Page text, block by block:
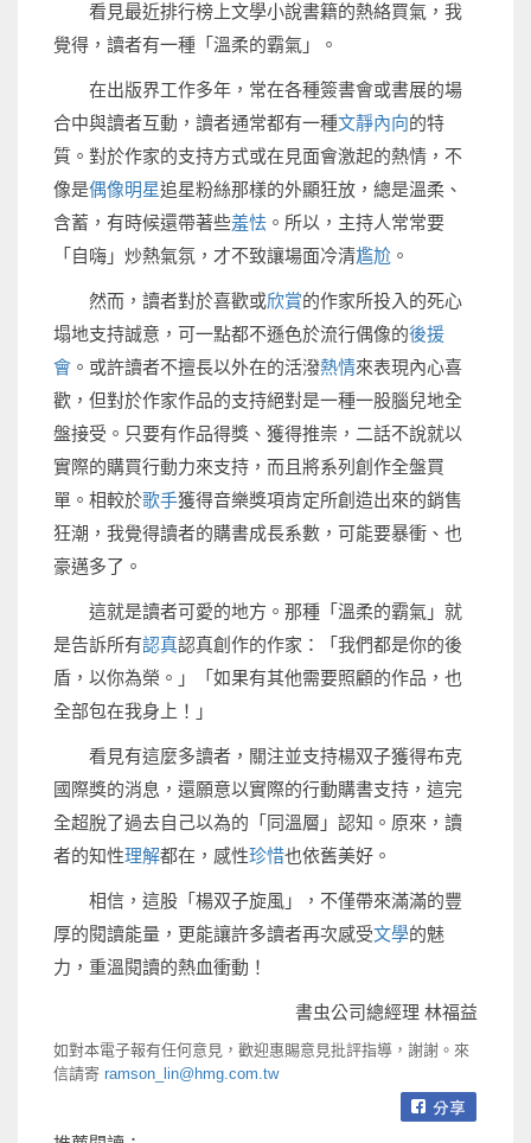
看見最近排行榜上文學小說書籍的熱絡買氣，我
覺得，讀者有一種「溫柔的霸氣」。
在出版界工作多年，常在各種簽書會或書展的場
合中與讀者互動，讀者通常都有一種文靜內向的特
質。對於作家的支持方式或在見面會激起的熱情，不
像是偶像明星追星粉絲那樣的外顯狂放，總是溫柔、
含蓄，有時候還帶著些羞怯 。所以，主持人常常要
「自嗨」炒熱氣氛，才不致讓場面冷清尷尬 。
然而，讀者對於喜歡或欣賞的作家所投入的死心
塌地支持誠意，可一點都不遜色於流行偶像的後援
會 。或許讀者不擅長以外在的活潑熱情來表現內心喜
歡，但對於作家作品的支持絕對是一種一股腦兒地全
盤接受。只要有作品得獎、獲得推崇，二話不說就以
實際的購買行動力來支持，而且將系列創作全盤買
單。相較於歌手獲得音樂獎項肯定所創造出來的銷售
狂潮，我覺得讀者的購書成長系數，可能要暴衝、也
豪邁多了。
這就是讀者可愛的地方。那種「溫柔的霸氣」就
是告訴所有認真認真創作的作家：「我們都是你的後
盾，以你為榮。」「如果有其他需要照顧的作品，也
全部包在我身上！」
看見有這麼多讀者，關注並支持楊双子獲得布克
國際獎的消息，還願意以實際的行動購書支持，這完
全超脫了過去自己以為的「同溫層」認知。原來，讀
者的知性理解都在，感性珍惜也依舊美好。
相信，這股「楊双子旋風」，不僅帶來滿滿的豐
厚的閱讀能量，更能讓許多讀者再次感受文學的魅
力，重溫閱讀的熱血衝動！
書虫公司總經理 林福益
如對本電子報有任何意見，歡迎惠賜意見批評指導，謝謝。來
信請寄 ramson_lin@hmg.com.tw